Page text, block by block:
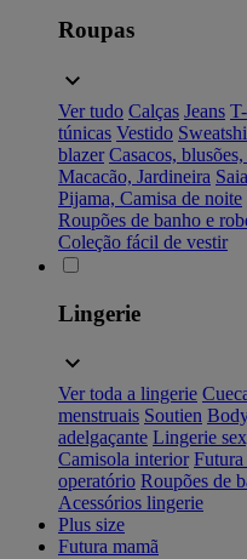
Roupas
Ver tudo Calças Jeans
túnicas Vestido
blazer Casacos,
Macacão, Jardineira Saia
Pijama, Camisa de noite
Roupões de banho e
Coleção fácil de vestir
Lingerie
Ver toda a lingerie
menstruais Soutien
adelgaçante Lingerie
Camisola interior
operatório Roupões de
Acessórios lingerie
Plus size
Futura mamã